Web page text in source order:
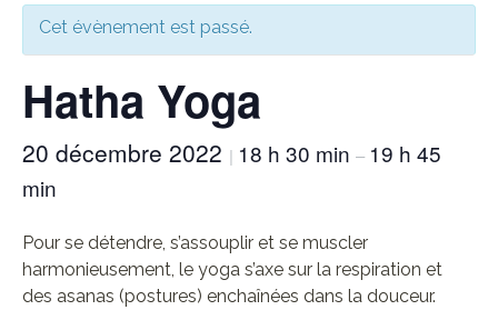
Cet évènement est passé.
Hatha Yoga
20 décembre 2022 | 18 h 30 min – 19 h 45
min
Pour se détendre, s’assouplir et se muscler
harmonieusement, le yoga s’axe sur la respiration et
des asanas (postures) enchaînées dans la douceur.